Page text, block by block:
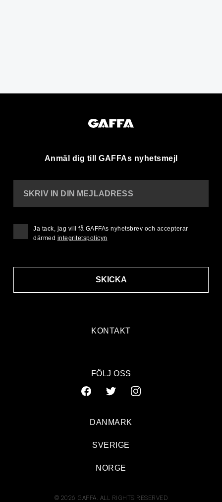
Anmäl dig till GAFFAs nyhetsmejl
KONTAKT
SKRIV IN DIN MEJLADRESS
SKICKA
Ja tack, jag vill få GAFFAs nyhetsbrev och accepterar
därmed integritetspolicyn
FÖLJ OSS
© 2026 GAFFA. ALL RIGHTS RESERVED
DANMARK
SVERIGE
NORGE